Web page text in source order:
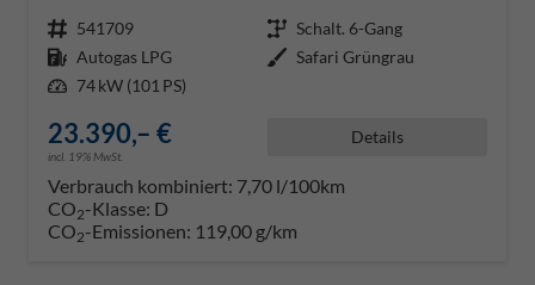
Fahrzeugnr. 541709 Getriebe Schalt. 6-Gang
Kraftstoff Autogas LPG Außenfarbe Safari Grüngrau
Leistung 74 kW (101 PS)
23.390,– €
incl. 19% MwSt.
Details
Verbrauch kombiniert: 7,70 l/100km
CO2-Klasse: D
CO2-Emissionen: 119,00 g/km